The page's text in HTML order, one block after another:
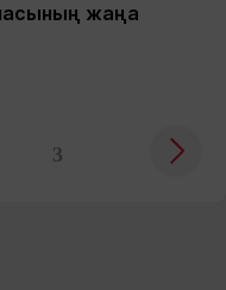
жаңа
3